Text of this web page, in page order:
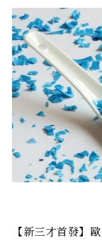
【新三才首發】